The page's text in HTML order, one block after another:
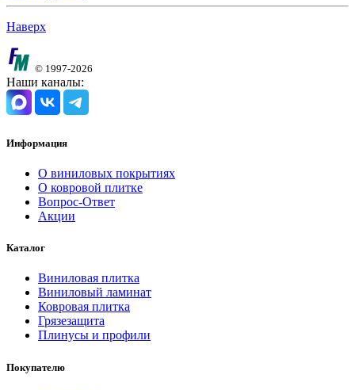
Наверх
© 1997-2026
Наши каналы:
Информация
О виниловых покрытиях
О ковровой плитке
Вопрос-Ответ
Акции
Каталог
Виниловая плитка
Виниловый ламинат
Ковровая плитка
Грязезащита
Плинусы и профили
Покупателю